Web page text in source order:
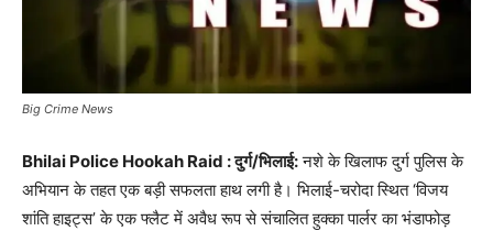
Big Crime News
Bhilai Police Hookah Raid : दुर्ग/भिलाई:नशे के खिलाफ दुर्ग पुलिस के
अभियान के तहत एक बड़ी सफलता हाथ लगी है। भिलाई-चरोदा स्थित ‘विजय
शांति हाइट्स’ के एक फ्लैट में अवैध रूप से संचालित हुक्का पार्लर का भंडाफोड़